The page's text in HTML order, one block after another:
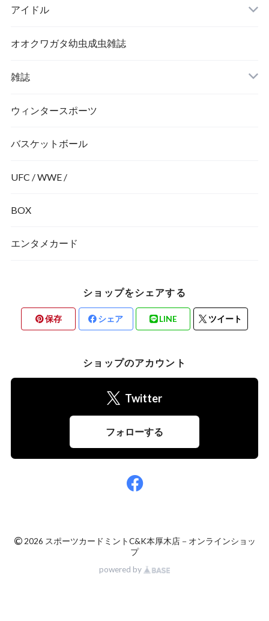
アイドル
オオクワガタ幼虫成虫雑誌
雑誌
ウィンタースポーツ
バスケットボール
UFC / WWE /
BOX
エンタメカード
ショップをシェアする
保存 シェア LINE ツイート
ショップのアカウント
Twitter
フォローする
©2026 スポーツカードミントC&K本厚木店－オンラインショッ
プ
powered by